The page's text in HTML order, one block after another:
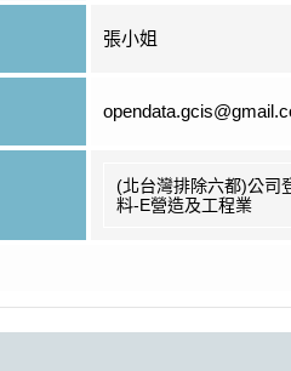
張小姐
(北台灣排除六都)公司
料-E營造及工程業